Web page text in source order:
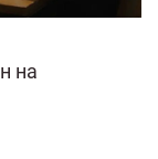
на